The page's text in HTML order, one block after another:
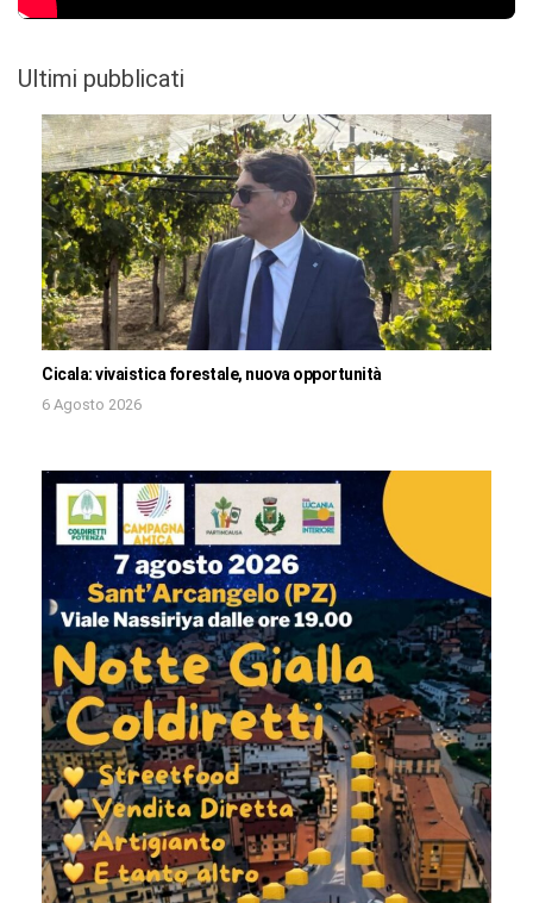
Ultimi pubblicati
Cicala: vivaistica forestale, nuova opportunità
6 Agosto 2026